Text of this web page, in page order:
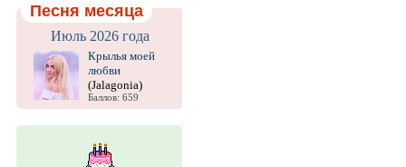
Песня месяца
Июль 2026 года
Крылья моей
любви
(Jalagonia)
Баллов: 659